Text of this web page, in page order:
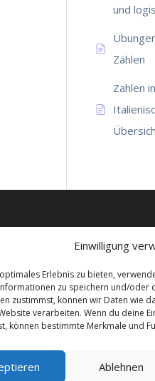
Einwilligung
Erlebnis zu bieten,
zu speichern und/oder
zustimmst, können wir Daten wie
verarbeiten. Wenn du deine
können bestimmte Merkmale und
Ablehnen
und
Zählen
Zahlen
Pronomen regeln regolare
Wenn Sie sich für einen